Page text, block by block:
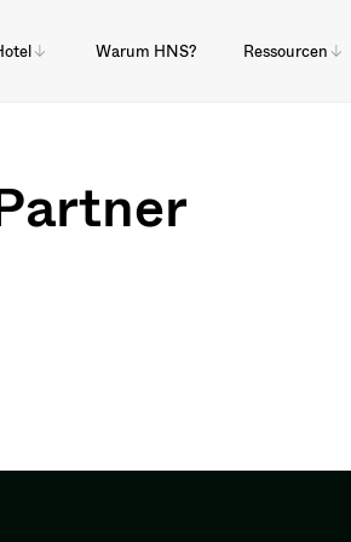
Warum HNS? Ressourcen